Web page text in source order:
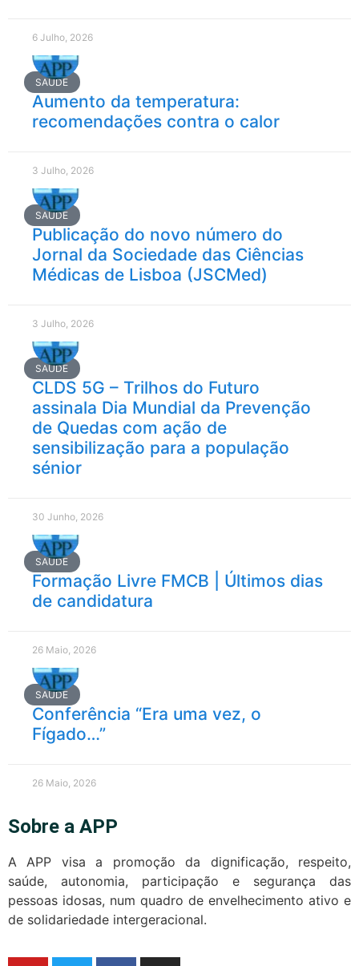
6 Julho, 2026
SAÚDE
Aumento da temperatura:
recomendações contra o calor
3 Julho, 2026
SAÚDE
Publicação do novo número do
Jornal da Sociedade das Ciências
Médicas de Lisboa (JSCMed)
3 Julho, 2026
SAÚDE
CLDS 5G – Trilhos do Futuro
assinala Dia Mundial da Prevenção
de Quedas com ação de
sensibilização para a população
sénior
30 Junho, 2026
SAÚDE
Formação Livre FMCB | Últimos dias
de candidatura
26 Maio, 2026
SAÚDE
Conferência “Era uma vez, o
Fígado…”
26 Maio, 2026
Sobre a APP
A APP visa a promoção da dignificação, respeito,
saúde, autonomia, participação e segurança das
pessoas idosas, num quadro de envelhecimento ativo e
de solidariedade intergeracional.